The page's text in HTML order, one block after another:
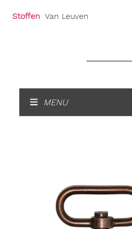
Stoffen Van Leuven
MENU